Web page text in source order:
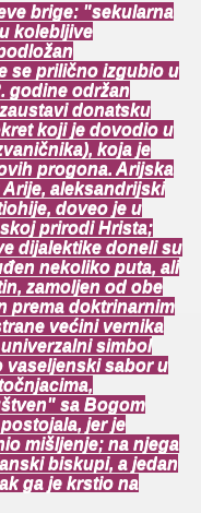
brige: "sekularna
kolebljive
se prilično izgubio u
godine održan
donatsku
koji je dovodio u
koja je
progona. Arijska
aleksandrijski
doveo je u
prirodi Hrista;
dijalektike doneli su
nekoliko puta, ali
zamoljen od obe
prema doktrinarnim
većini vernika
simbol
vaseljenski sabor u
sa Bogom
jer je
mišljenje; na njega
biskupi, a jedan
ga je krstio na